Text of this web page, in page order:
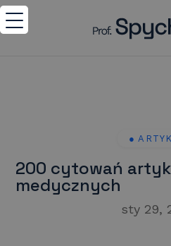
200 cytowań
medycznych
sty 29,